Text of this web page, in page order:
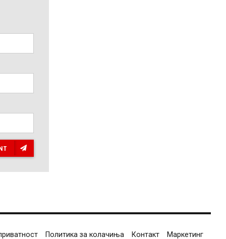
Политика за колачиња Контакт Маркетинг